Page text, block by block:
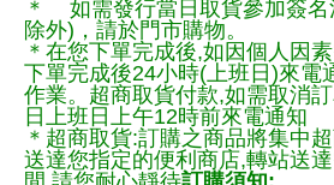
＊ 如需發行當日取貨參加簽名
除外)，請於門市購物。
＊在您下單完成後,如因個人因
下單完成後24小時(上班日)來電
作業。超商取貨付款,如需取消
日上班日上午12時前來電通知
＊超商取貨:訂購之商品將集中
送達您指定的便利商店,轉站送